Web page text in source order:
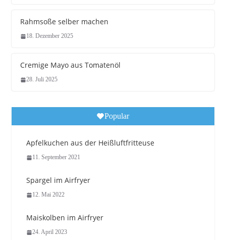
Rahmsoße selber machen
18. Dezember 2025
Cremige Mayo aus Tomatenöl
28. Juli 2025
Popular
Apfelkuchen aus der Heißluftfritteuse
11. September 2021
Spargel im Airfryer
12. Mai 2022
Maiskolben im Airfryer
24. April 2023